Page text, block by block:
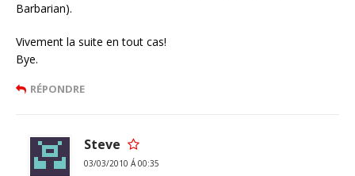
Barbarian).
Vivement la suite en tout cas!
Bye.
RÉPONDRE
Steve
03/03/2010 Á 00:35